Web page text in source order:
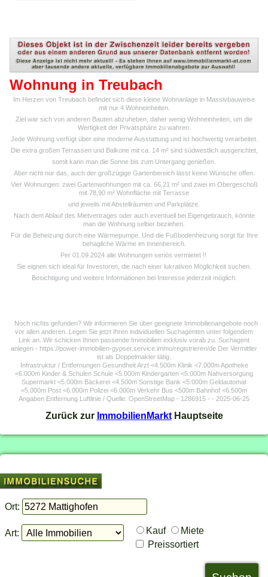
Wohnung in Treubach
Im Herzen von Treubach befindet sich diese kleine Wohnanlage in Massivbauweise
mit nur 4 Wohneinheiten.
Ziel war sich von anderen Bauten abzuheben, daher wenig Wohneinheiten, um die
Wertigkeit der Privatsphäre zu wahren.
Jede Wohnung verfügt über eine moderne Ausstattung und ist hochwertig verarbeitet.
Die extra großen Terrassen und Balkone mit ca. 14 m² sind südwestlich ausgerichtet,
somit kann man die Sonne bis zum Untergang genießen.
Aber nicht nur das, auch der großzügige Gartenbereich lässt keine Wünsche offen.
Vier Wohnungen: zwei Gartenwohnungen mit ca. 66,21 m² und zwei im Obergeschoß
mit 78,90 m² Wohnfläche mit Terrasse
und jeweils mit Abstellräumen und Parkplätze.
Nach dem Ablauf des Mietvertrages oder auch eventuell bei Eigengebrauch, könnte
man die Wohnung selber beziehen.
Für die Beheizung durch eine Wärmepumpe. Und die Fußbodenheizung sorgt für Ihre
behagliche Wärme im Innenbereich.
Per 01.09.2024 alle Wohnungen seriös vermietet !!
Sie eignen sich ideal für Investoren, die nach einer lukrativen Möglichkeit suchen.
Besichtigung und weitere Informationen bei Interesse jederzeit möglich.
Noch nichts gefunden? Wir informieren Sie über geeignete Immobilienangebote noch
vor allen anderen. Legen Sie jetzt Ihren individuellen Suchagenten unter folgendem
Link an. Wir schicken Ihnen passende Immobilien exklusiv vorab zu. Suchagent
anlegen - https://power-immobilien-gypser.service.immo/registrieren/de Der Vermittler
ist als Doppelmakler tätig.
Infrastruktur / Entfernungen Gesundheit Arzt <4.500m Klinik <7.000m Apotheke
<6.000m Kinder & Schulen Schule <5.000m Kindergarten <5.000m Nahversorgung
Supermarkt <5.000m Bäckerei <4.500m Sonstige Bank <5.000m Geldautomat
<5.000m Post <6.000m Polizei <6.000m Verkehr Bus <500m Bahnhof <6.500m
Angaben Entfernung Luftlinie / Quelle: OpenStreetMap - 1286915 - - 2025-06-25
Zurück zur ImmobilienMarktHauptseite
Ort:
Art: Kauf
Miete
Preissortiert